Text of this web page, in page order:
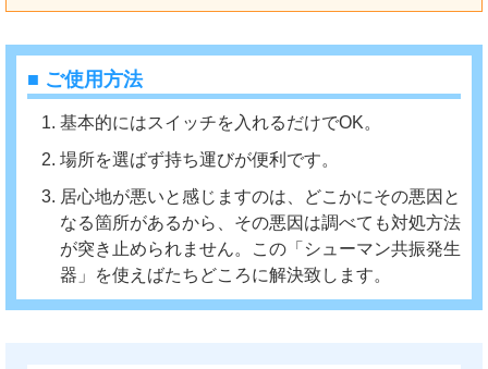
■ ご使用方法
基本的にはスイッチを入れるだけでOK。
場所を選ばず持ち運びが便利です。
居心地が悪いと感じますのは、どこかにその悪因と
なる箇所があるから、その悪因は調べても対処方法
が突き止められません。この「シューマン共振発生
器」を使えばたちどころに解決致します。